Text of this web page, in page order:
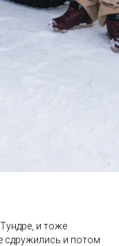
и тоже
сдружились и потом